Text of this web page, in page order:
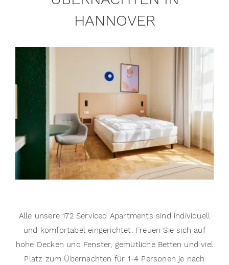
HANNOVER
Alle unsere 172 Serviced Apartments sind individuell
und komfortabel eingerichtet. Freuen Sie sich auf
hohe Decken und Fenster, gemütliche Betten und viel
Platz zum Übernachten für 1-4 Personen je nach